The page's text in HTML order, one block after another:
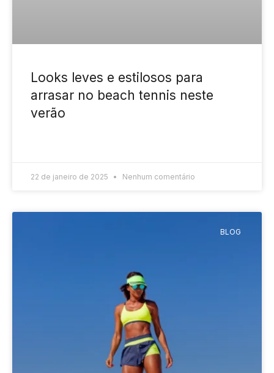
Looks leves e estilosos para
arrasar no beach tennis neste
verão
22 de janeiro de 2025 Nenhum comentário
BLOG